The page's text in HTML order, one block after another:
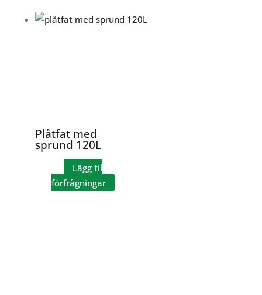
Plåtfat med
sprund 120L
Lägg til
förfrågningar